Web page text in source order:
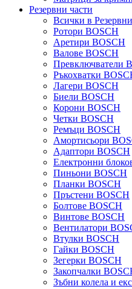
Резервни части
Всички в
Ротори BOSCH
Аретири BOSCH
Валове BOSCH
Превключватели
Ръкохватки
Лагери BOSCH
Биели BOSCH
Корони BOSCH
Четки BOSCH
Ремъци BOSCH
Амортисьори
Адаптори BOSCH
Електронни
Пиньони BOSCH
Планки BOSCH
Пръстени BOSCH
Болтове BOSCH
Винтове BOSCH
Вентилатори
Втулки BOSCH
Гайки BOSCH
Зегерки BOSCH
Закопчалки
Зъбни колела и